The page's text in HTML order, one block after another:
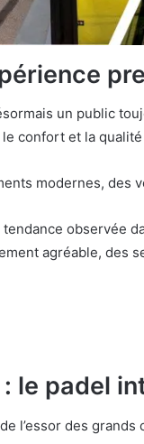
un public
confort et la
modernes,
observée
agréable, des
le padel
l’essor des grands